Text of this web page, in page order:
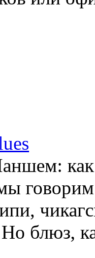
как
блюз,